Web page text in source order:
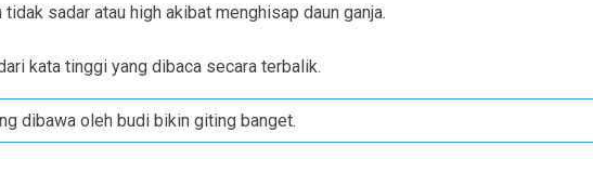
tidak sadar atau high akibat menghisap daun ganja.
kata tinggi yang dibaca secara terbalik.
dibawa oleh budi bikin giting banget.